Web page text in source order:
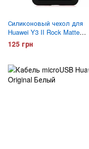
Силиконовый чехол для
Huawei Y3 II Rock Matte
Черный
125 грн